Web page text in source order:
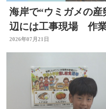
海岸で“ウミガメの
辺には工事現場 作
を協議 大分
2026年07月21日